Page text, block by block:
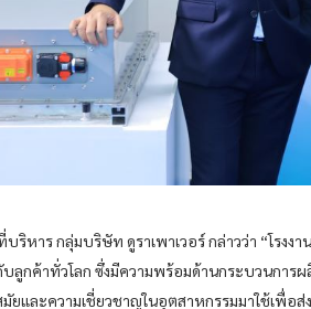
ริหาร กลุ่มบริษัท ดูราเพาเวอร์ กล่าวว่า “โรงง
ลูกค้าทั่วโลก ซึ่งมีความพร้อมด้านกระบวนการ
มัยและความเชี่ยวชาญในอุตสาหกรรมมาใช้เพื่